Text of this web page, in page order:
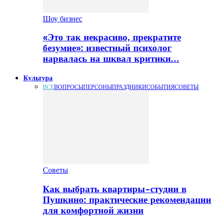
Шоу бизнес
«Это так некрасиво, прекратите
безумие»: известный психолог
нарвалась на шквал критики…
Культура
ВСЕВОПРОСЫПЕРСОНЫПРАЗДНИКИСОБЫТИЯСОВЕТЫ
Советы
Как выбрать квартиры-студии в
Пушкино: практические рекомендации
для комфортной жизни